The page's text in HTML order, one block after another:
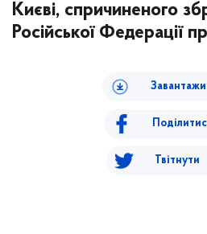
Києві, спричиненого
Російської Федерації
Твітнути